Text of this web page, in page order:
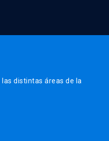
distintas áreas de la